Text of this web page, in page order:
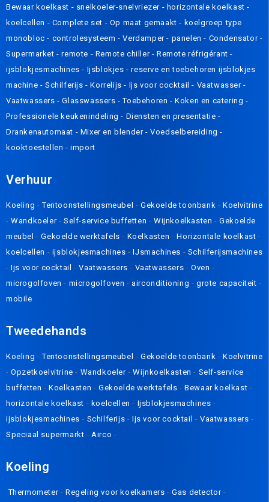
Bewaar koelkast - snelkoeler-snelvriezer - horizontale koelkast-
koelcellen - Complete set - Op maat gemaakt- koelgroep type
monobloc- controlesysteem-Verdamper- panelen- Condensator -
Supermarket - remote - Remote chiller -Remote réfrigérant-
ijsblokjesmachines- Ijsblokjes-reserve en toebehoren ijsblokjes
machine -Schilferijs-Korrelijs- Ijs voor cocktail- Vaatwasser-
Vaatwassers-Glasswassers-Toebehoren-Koken en catering-
Professionele keukenindeling- Diensten en presentatie-
Drankenautomaat - Mixer en blender-Voedselbereiding-
kooktoestellen -import
Verhuur
Koeling -Tentoonstellingsmeubel -Gekoelde toonbank -Koelvitrine
-Wandkoeler -Self-service buffetten -Wijnkoelkasten-Gekoelde
meubel-Gekoelde werktafels- Koelkasten-Horizontale koelkast-
koelcellen - ijsblokjesmachines-IJsmachines - Schilferijsmachines
-Ijs voor cocktail-Vaatwassers- Vaatwassers -Oven-
microgolfoven- microgolfoven-airconditioning -grote capaciteit-
mobile
Tweedehands
Koeling -Tentoonstellingsmeubel -Gekoelde toonbank -Koelvitrine
-Opzetkoelvitrine- Wandkoeler-Wijnkoelkasten- Self-service
buffetten -Koelkasten -Gekoelde werktafels-Bewaar koelkast -
horizontale koelkast - koelcellen- Ijsblokjesmachines-
ijsblokjesmachines- Schilferijs -Ijs voor cocktail -Vaatwassers-
Speciaal supermarkt - Airco -
Koeling
Thermometer -Regeling voor koelkamers-Gas detector-